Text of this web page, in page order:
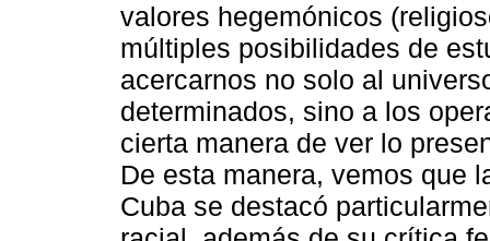
valores hegemónicos
múltiples posibilidades de
acercarnos no solo al
determinados, sino a los
cierta manera de ver lo
De esta manera, vemos que
Cuba se destacó